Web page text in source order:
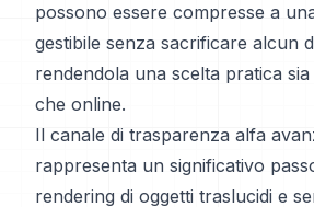
possono essere compresse a
gestibile senza sacrificare alcun
rendendola una scelta pratica
che online.
Il canale di trasparenza alfa
rappresenta un significativo
rendering di oggetti traslucidi e